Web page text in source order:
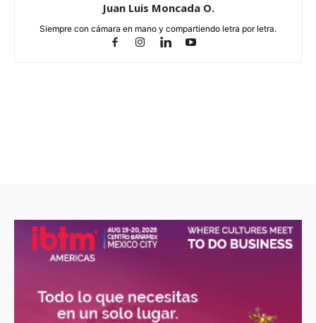
Juan Luis Moncada O.
Siempre con cámara en mano y compartiendo letra por letra.